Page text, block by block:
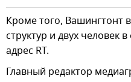
Кроме того, Вашингтонт
структур и двух человек
адрес RT.
Главный редактор